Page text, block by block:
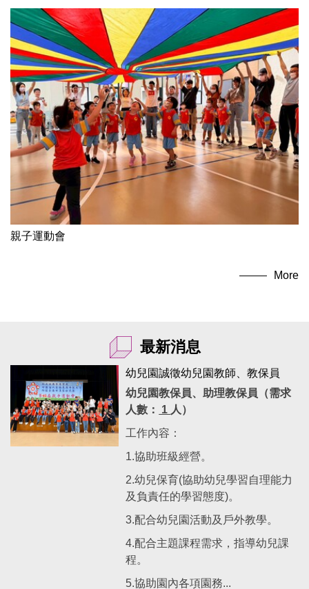
親子運動會
More
最新消息
幼兒園誠徵幼兒園教師、教保員
幼兒園教保員、助理教保員（需求
人數：
1 人）
工作內容：
1.協助班級經營。
2.幼兒保育(協助幼兒學習自理能力
及負責任的學習態度)。
3.配合幼兒園活動及戶外教學。
4.配合主題課程需求，指導幼兒課
程。
5.協助園內各項園務...